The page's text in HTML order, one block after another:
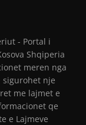
- Portal i
Shqiperia
meren nga
sigurohet nje
me lajmet e
qe
e Lajmeve